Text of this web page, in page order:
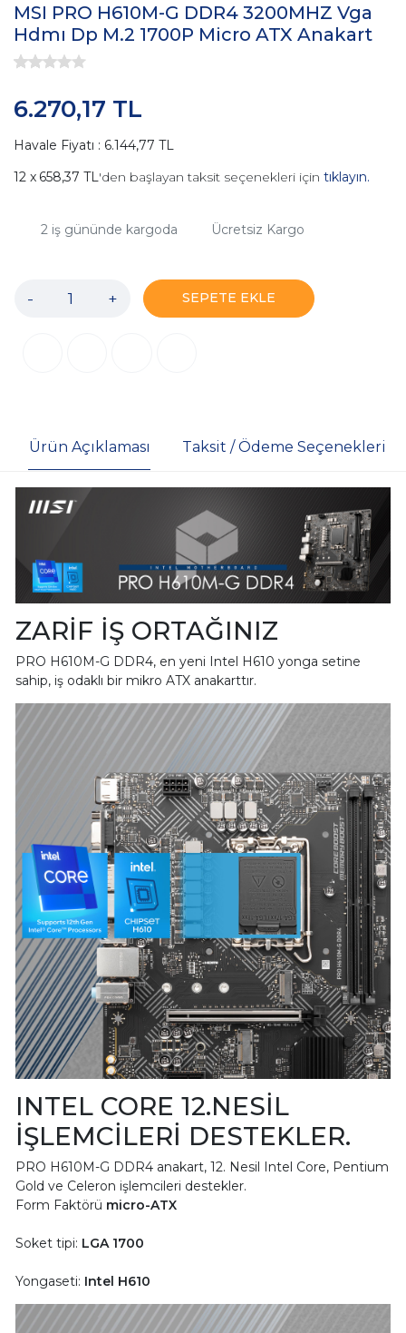
MSI PRO H610M-G DDR4 3200MHZ Vga
Hdmı Dp M.2 1700P Micro ATX Anakart
6.270,17 TL
Havale Fiyatı : 6.144,77 TL
658,37 TL'den başlayan taksit seçenekleri için tıklayın.
2iş gününde kargoda Ücretsiz Kargo
- + SEPETE EKLE
Ürün Açıklaması Taksit / Ödeme Seçenekleri
ZARİF İŞ ORTAĞINIZ
PRO H610M-G DDR4, en yeni Intel H610 yonga setine
sahip, iş odaklı bir mikro ATX anakarttır.
INTEL CORE 12.NESİL
İŞLEMCİLERİ DESTEKLER.
PRO H610M-G DDR4 anakart, 12. Nesil Intel Core, Pentium
Gold ve Celeron işlemcileri destekler.
Form Faktörü micro-ATX
Soket tipi: LGA 1700
Yongaseti: Intel H610